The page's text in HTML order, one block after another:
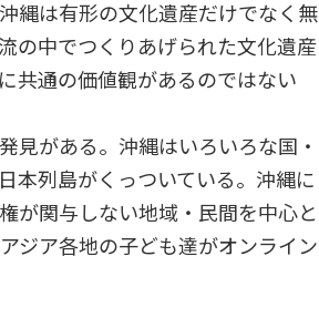
縄は有形の文化遺産だけでなく無
の中でつくりあげられた文化遺産
共通の価値観があるのではない
見がある。沖縄はいろいろな国・
本列島がくっついている。沖縄に
が関与しない地域・民間を中心と
ジア各地の子ども達がオンライン